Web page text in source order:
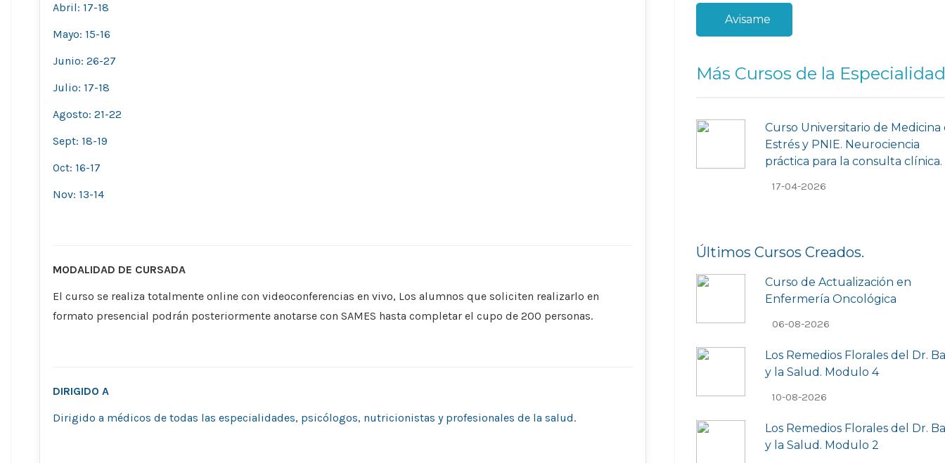
Abril: 17-18
Mayo: 15-16
Junio: 26-27
Julio: 17-18
Agosto: 21-22
Sept: 18-19
Oct: 16-17
Nov: 13-14
MODALIDAD DE CURSADA
El curso se realiza totalmente online con videoconferencias en vivo, Los alumnos que soliciten realizarlo en
formato presencial podrán posteriormente anotarse con SAMES hasta completar el cupo de 200 personas.
DIRIGIDO A
Dirigido a médicos de todas las especialidades, psicólogos, nutricionistas y profesionales de la salud.
Avisame
Más Cursos de la
Curso Universitario de Medicina
Estrés y PNIE. Neurociencia
práctica para la consulta clínica.
17-04-2026
Últimos Cursos Creados.
Curso de Actualización en
Enfermería Oncológica
06-08-2026
Los Remedios Florales del Dr.
y la Salud. Modulo 4
10-08-2026
Los Remedios Florales del Dr.
y la Salud. Modulo 2